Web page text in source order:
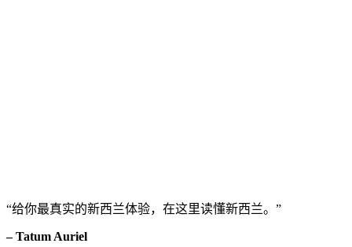
“给你最真实的新西兰体验，在这里读懂新西兰。”
– Tatum Auriel